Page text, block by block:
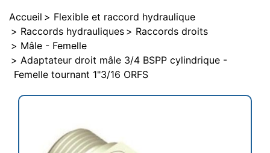
Accueil
Flexible et raccord hydraulique
Raccords hydrauliques
Raccords droits
Mâle - Femelle
Adaptateur droit mâle 3/4 BSPP cylindrique -
Femelle tournant 1"3/16 ORFS